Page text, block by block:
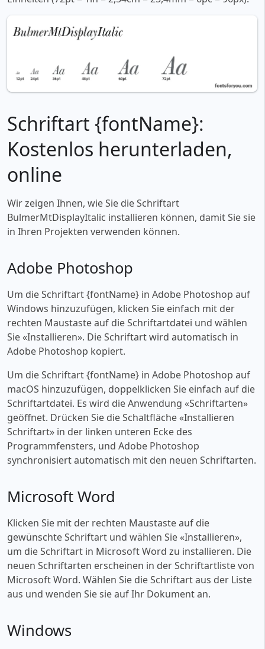
Schriftart {fontName}:
Kostenlos herunterladen,
online
Wir zeigen Ihnen, wie Sie die Schriftart
BulmerMtDisplayItalic installieren können, damit Sie sie
in Ihren Projekten verwenden können.
Adobe Photoshop
Um die Schriftart {fontName} in Adobe Photoshop auf
Windows hinzuzufügen, klicken Sie einfach mit der
rechten Maustaste auf die Schriftartdatei und wählen
Sie «‎Installieren». Die Schriftart wird automatisch in
Adobe Photoshop kopiert.
Um die Schriftart {fontName} in Adobe Photoshop auf
macOS hinzuzufügen, doppelklicken Sie einfach auf die
Schriftartdatei. Es wird die Anwendung «‎Schriftarten»
geöffnet. Drücken Sie die Schaltfläche «‎Installieren
Schriftart» in der linken unteren Ecke des
Programmfensters, und Adobe Photoshop
synchronisiert automatisch mit den neuen Schriftarten.
Microsoft Word
Klicken Sie mit der rechten Maustaste auf die
gewünschte Schriftart und wählen Sie «‎Installieren»,
um die Schriftart in Microsoft Word zu installieren. Die
neuen Schriftarten erscheinen in der Schriftartliste von
Microsoft Word. Wählen Sie die Schriftart aus der Liste
aus und wenden Sie sie auf Ihr Dokument an.
Windows